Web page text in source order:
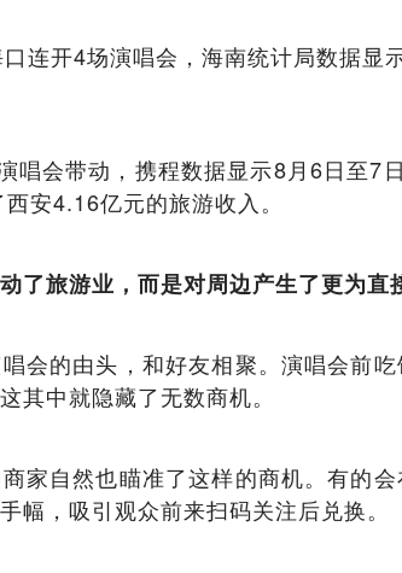
连开4场演唱会，海南统计局数据显
唱会带动，携程数据显示8月6日至7
安4.16亿元的旅游收入。
了旅游业，而是对周边产生了更为直
会的由头，和好友相聚。演唱会前
中就隐藏了无数商机。
家自然也瞄准了这样的商机。有的
幅，吸引观众前来扫码关注后兑换。